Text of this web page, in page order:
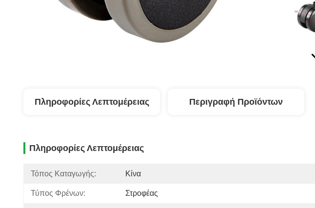
Πληροφορίες Λεπτομέρειας Περιγραφή Προϊόντων
Πληροφορίες Λεπτομέρειας
Τόπος Καταγωγής: Κίνα
Τύπος Φρένων: Στροφέας